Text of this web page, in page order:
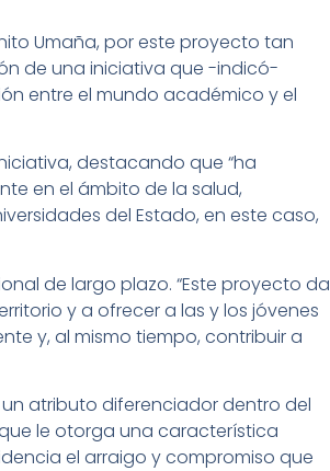
Umaña, por este proyecto tan
de una iniciativa que -indicó-
entre el mundo académico y el
destacando que “ha
en el ámbito de la salud,
del Estado, en este caso,
de largo plazo. “Este proyecto da
y a ofrecer a las y los jóvenes
y, al mismo tiempo, contribuir a
atributo diferenciador dentro del
le otorga una característica
el arraigo y compromiso que